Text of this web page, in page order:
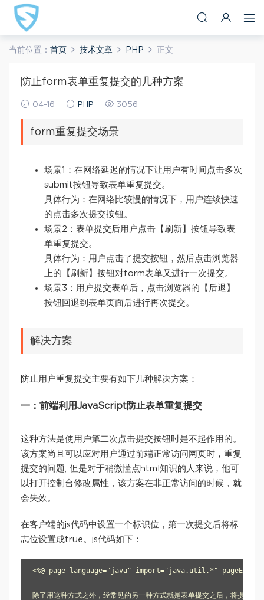
当前位置： 首页 技术文章 PHP 正文
防止form表单重复提交的几种方案
04-16 PHP 3056
form重复提交场景
场景1：在网络延迟的情况下让用户有时间点击多次
submit按钮导致表单重复提交。
具体行为：在网络比较慢的情况下，用户连续快速
的点击多次提交按钮。
场景2：表单提交后用户点击【刷新】按钮导致表
单重复提交。
具体行为：用户点击了提交按钮，然后点击浏览器
上的【刷新】按钮对form表单又进行一次提交。
场景3：用户提交表单后，点击浏览器的【后退】
按钮回退到表单页面后进行再次提交。
解决方案
防止用户重复提交主要有如下几种解决方案：
一：前端利用JavaScript防止表单重复提交
这种方法是使用户第二次点击提交按钮时是不起作用的。
该方案尚且可以应对用户通过前端正常访问网页时，重复
提交的问题, 但是对于稍微懂点html知识的人来说，他可
以打开控制台修改属性，该方案在非正常访问的时候，就
会失效。
在客户端的js代码中设置一个标识位，第一次提交后将标
志位设置成true。js代码如下：
<%@ page language="java" import="java.util.*"
除了用这种方式之外，经常见的另一种方式就是表单提交之后，